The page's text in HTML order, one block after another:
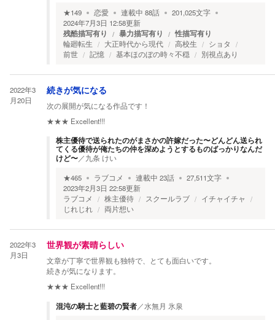
★149 恋愛 連載中 88話 201,025文字
2024年7月3日 12:58更新
残酷描写有り 暴力描写有り 性描写有り
輪廻転生 大正時代から現代 高校生
ショタ
前世
記憶 基本ほのぼの時々不穏 別視点あり
2022年3
月20日
続きが気になる
次の展開が気になる作品です！
★★★ Excellent!!!
株主優待で送られたのがまさかの許嫁だった〜どんどん送られ
てくる優待が俺たちの仲を深めようとするものばっかりなんだ
けど〜／九条 けい
★465 ラブコメ 連載中 23話 27,511文字
2023年2月3日 22:58更新
ラブコメ
株主優待 スクールラブ
イチャイチャ
じれじれ
両片想い
2022年3
月3日
世界観が素晴らしい
文章が丁寧で世界観も独特で、とても面白いです。
続きが気になります。
★★★ Excellent!!!
混沌の騎士と藍碧の賢者／水無月 氷泉